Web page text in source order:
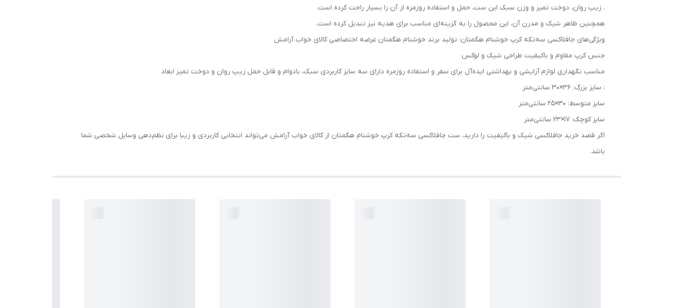
. زیپ روان، دوخت تمیز و وزن سبک این ست، حمل و استفاده روزمره از آن را بسیار راحت کرده است.
همچنین ظاهر شیک و مدرن آن، این محصول را به گزینه‌ای مناسب برای هدیه نیز تبدیل کرده است.
ویژگی‌های جافلاکسی سه‌تکه کرپ خوشنام هگمتان: تولید برند خوشنام هگمتان عرضه اختصاصی کالای خواب آرامش
جنس کرپ مقاوم و باکیفیت طراحی شیک و لوکس
مناسب نگهداری لوازم آرایشی و بهداشتی ایده‌آل برای سفر و استفاده روزمره دارای سه سایز کاربردی سبک، بادوام و قابل حمل زیپ روان و دوخت تمیز ابعاد
: سایز بزرگ: 36×30 سانتی‌متر
سایز متوسط: 30×25 سانتی‌متر
سایز کوچک: 17×23 سانتی‌متر
اگر قصد خرید جافلاکسی شیک و باکیفیت را دارید، ست جافلاکسی سه‌تکه کرپ خوشنام هگمتان از کالای خواب آرامش می‌تواند انتخابی کاربردی و زیبا برای نظم‌دهی وسایل شخصی شما
باشد.